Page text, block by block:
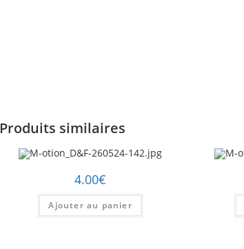
Produits similaires
4.00€
Ajouter au panier